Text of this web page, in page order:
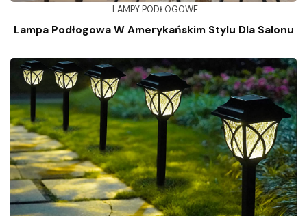
LAMPY PODŁOGOWE
Lampa Podłogowa W Amerykańskim Stylu Dla Salonu